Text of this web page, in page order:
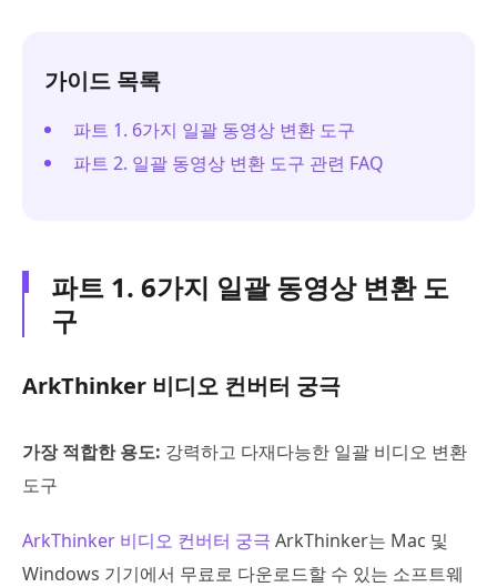
가이드 목록
파트 1. 6가지 일괄 동영상 변환 도구
파트 2. 일괄 동영상 변환 도구 관련 FAQ
파트 1. 6가지 일괄 동영상 변환 도
구
ArkThinker 비디오 컨버터 궁극
가장 적합한 용도: 강력하고 다재다능한 일괄 비디오 변환
도구
ArkThinker 비디오 컨버터 궁극 ArkThinker는 Mac 및
Windows 기기에서 무료로 다운로드할 수 있는 소프트웨